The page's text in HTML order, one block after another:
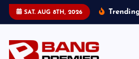
SAT. AUG 8TH, 2026